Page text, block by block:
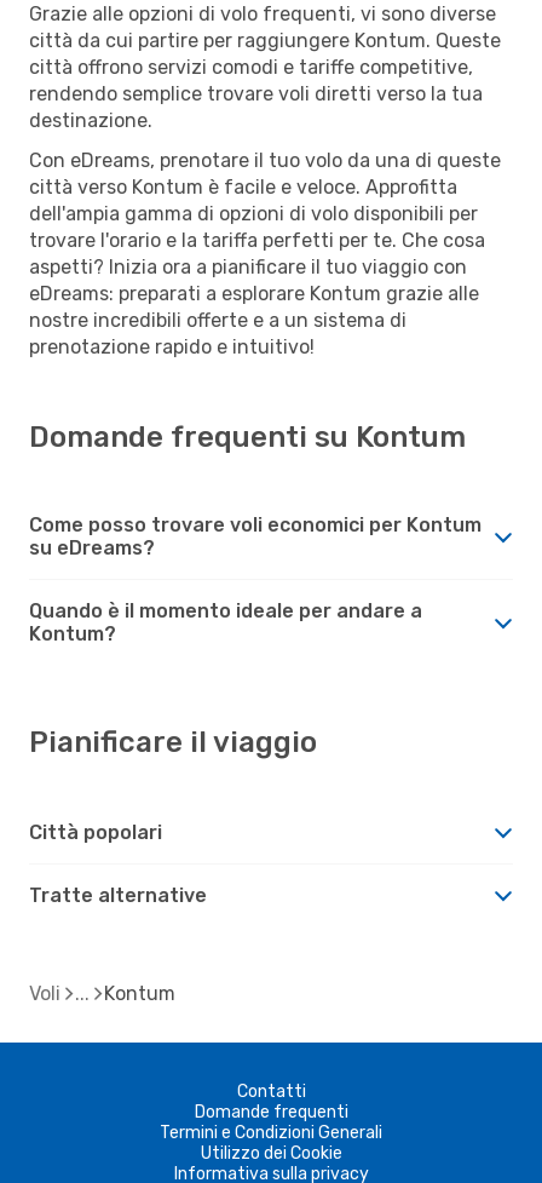
Grazie alle opzioni di volo frequenti, vi sono diverse
città da cui partire per raggiungere Kontum. Queste
città offrono servizi comodi e tariffe competitive,
rendendo semplice trovare voli diretti verso la tua
destinazione.
Con eDreams, prenotare il tuo volo da una di queste
città verso Kontum è facile e veloce. Approfitta
dell'ampia gamma di opzioni di volo disponibili per
trovare l'orario e la tariffa perfetti per te. Che cosa
aspetti? Inizia ora a pianificare il tuo viaggio con
eDreams: preparati a esplorare Kontum grazie alle
nostre incredibili offerte e a un sistema di
prenotazione rapido e intuitivo!
Domande frequenti su Kontum
Come posso trovare voli economici per Kontum
su eDreams?
Quando è il momento ideale per andare a
Kontum?
Pianificare il viaggio
Città popolari
Tratte alternative
Voli Kontum
Contatti
Domande frequenti
Termini e Condizioni Generali
Utilizzo dei Cookie
Informativa sulla privacy